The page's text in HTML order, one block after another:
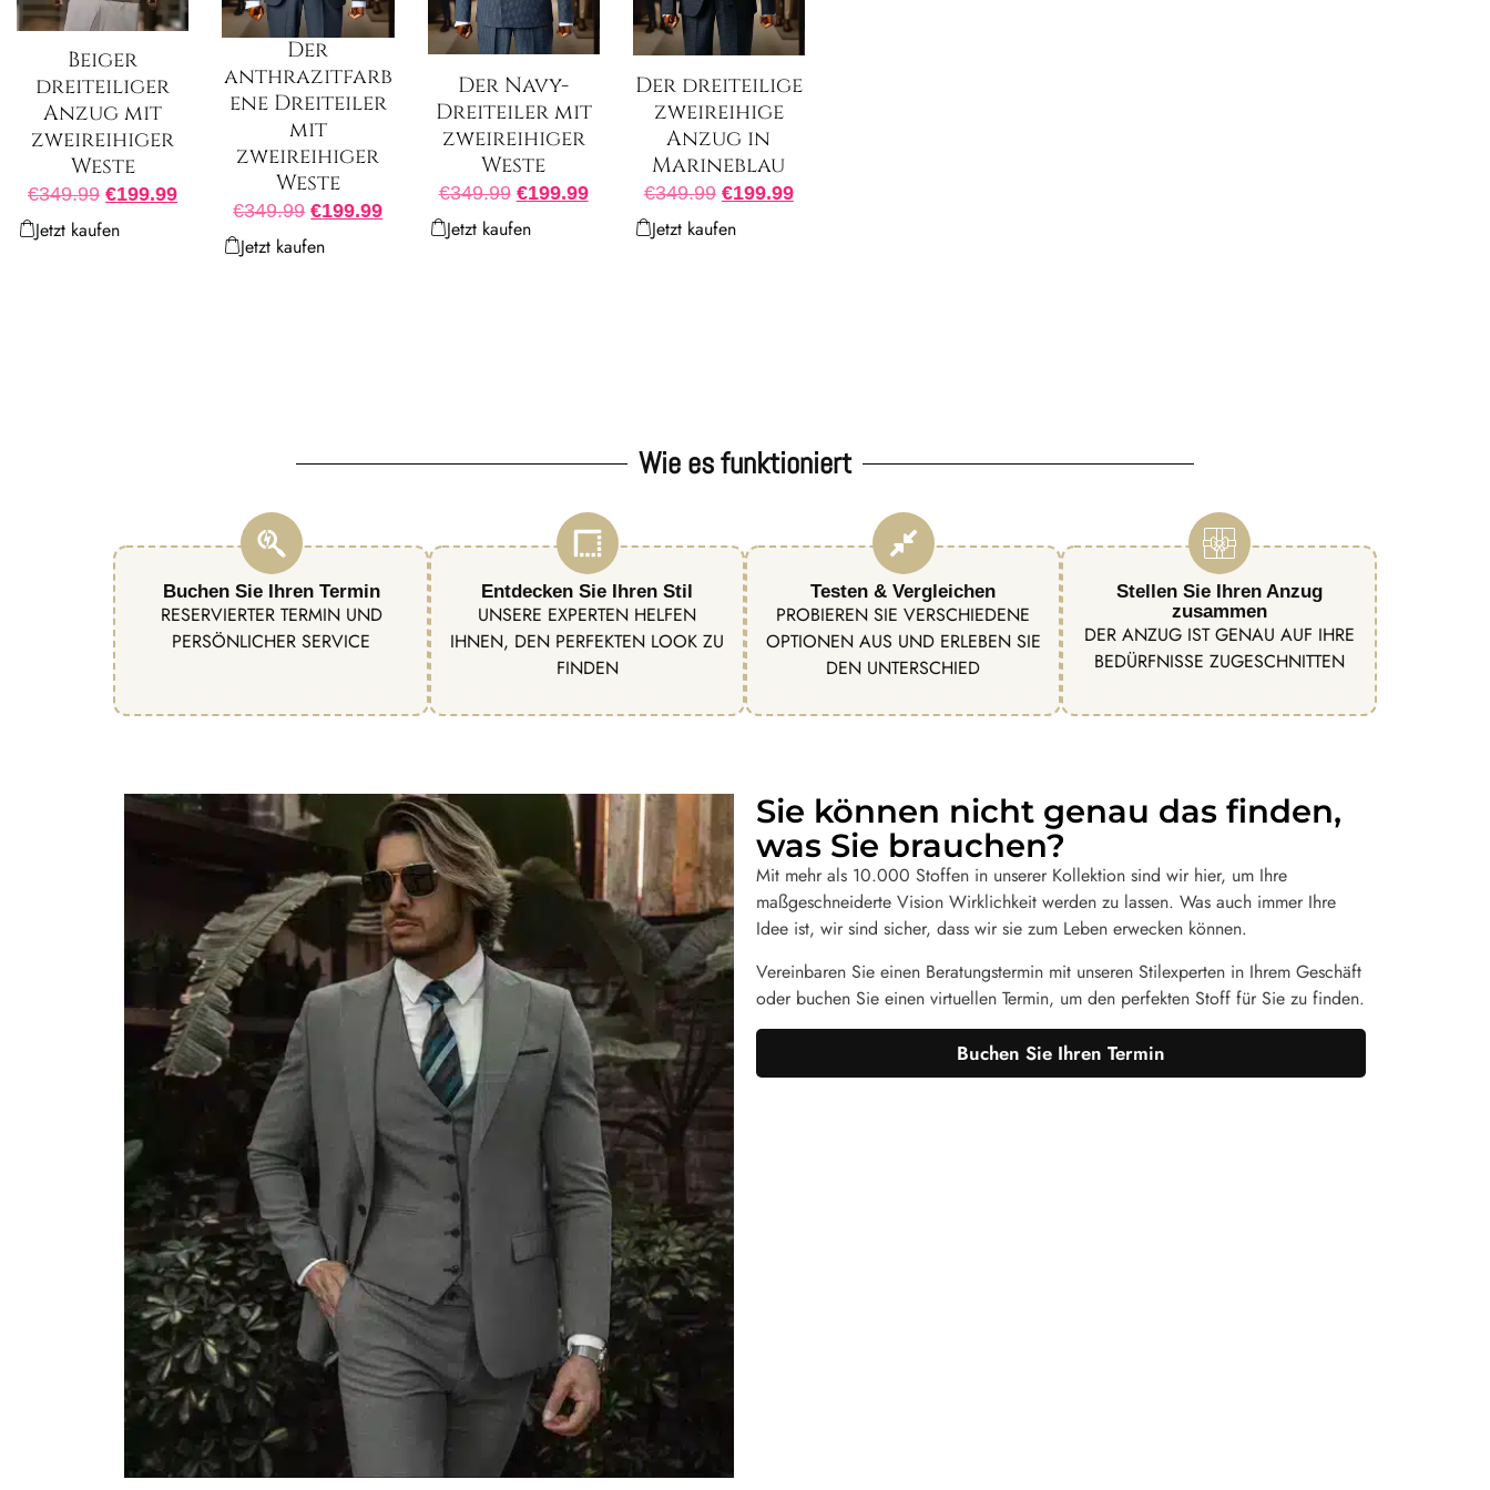
Beiger
dreiteiliger
Anzug mit
zweireihiger
Weste
€349.99 €199.99
Jetzt kaufen
Der
anthrazitfarb
ene Dreiteiler
mit
zweireihiger
Weste
€349.99 €199.99
Jetzt kaufen
Der Navy-
Dreiteiler mit
zweireihiger
Weste
€349.99 €199.99
Jetzt kaufen
Der dreiteilige
zweireihige
Anzug in
Marineblau
€349.99 €199.99
Jetzt kaufen
Wie es funktioniert
Buchen Sie Ihren Termin
RESERVIERTER TERMIN UND
PERSÖNLICHER SERVICE
Entdecken Sie Ihren Stil
UNSERE EXPERTEN HELFEN
IHNEN, DEN PERFEKTEN LOOK ZU
FINDEN
Testen & Vergleichen
PROBIEREN SIE VERSCHIEDENE
OPTIONEN AUS UND ERLEBEN SIE
DEN UNTERSCHIED
Stellen Sie Ihren Anzug
zusammen
DER ANZUG IST GENAU AUF IHRE
BEDÜRFNISSE ZUGESCHNITTEN
Sie können nicht genau das finden,
was Sie brauchen?
Mit mehr als 10.000 Stoffen in unserer Kollektion sind wir hier, um Ihre
maßgeschneiderte Vision Wirklichkeit werden zu lassen. Was auch immer Ihre
Idee ist, wir sind sicher, dass wir sie zum Leben erwecken können.
Vereinbaren Sie einen Beratungstermin mit unseren Stilexperten in Ihrem Geschäft
oder buchen Sie einen virtuellen Termin, um den perfekten Stoff für Sie zu finden.
Buchen Sie Ihren Termin